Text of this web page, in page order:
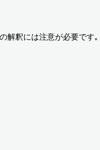
解釈には注意が必要です｡